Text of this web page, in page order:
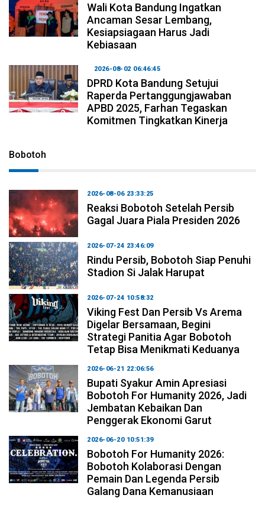
Wali Kota Bandung Ingatkan
Ancaman Sesar Lembang,
Kesiapsiagaan Harus Jadi
Kebiasaan
2026-08-02 06:46:45
DPRD Kota Bandung Setujui
Raperda Pertanggungjawaban
APBD 2025, Farhan Tegaskan
Komitmen Tingkatkan Kinerja
Bobotoh
2026-08-06 23:33:25
Reaksi Bobotoh Setelah Persib
Gagal Juara Piala Presiden 2026
2026-07-24 23:46:09
Rindu Persib, Bobotoh Siap Penuhi
Stadion Si Jalak Harupat
2026-07-24 10:58:32
Viking Fest Dan Persib Vs Arema
Digelar Bersamaan, Begini
Strategi Panitia Agar Bobotoh
Tetap Bisa Menikmati Keduanya
2026-06-21 22:06:56
Bupati Syakur Amin Apresiasi
Bobotoh For Humanity 2026, Jadi
Jembatan Kebaikan Dan
Penggerak Ekonomi Garut
2026-06-20 10:51:39
Bobotoh For Humanity 2026:
Bobotoh Kolaborasi Dengan
Pemain Dan Legenda Persib
Galang Dana Kemanusiaan